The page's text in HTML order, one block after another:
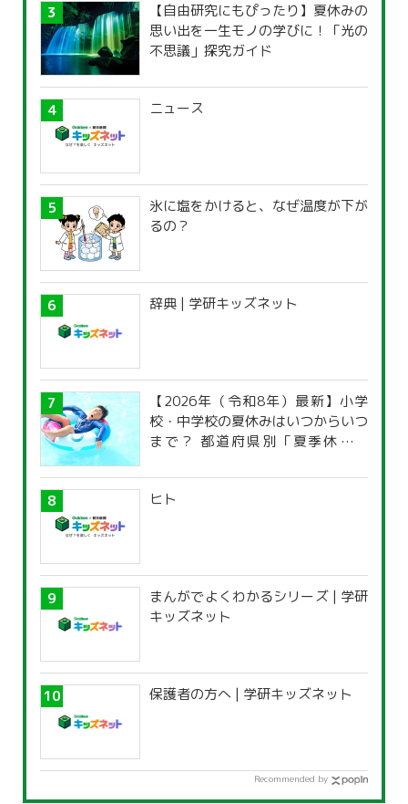
【自由研究にもぴったり】夏休みの
思い出を一生モノの学びに！「光の
不思議」探究ガイド
ニュース
氷に塩をかけると、なぜ温度が下が
るの？
辞典 | 学研キッズネット
【2026年（令和8年）最新】小学
校・中学校の夏休みはいつからいつ
まで？ 都道府県別「夏季休暇一
ヒト
まんがでよくわかるシリーズ | 学研
キッズネット
保護者の方へ | 学研キッズネット
Recommended by